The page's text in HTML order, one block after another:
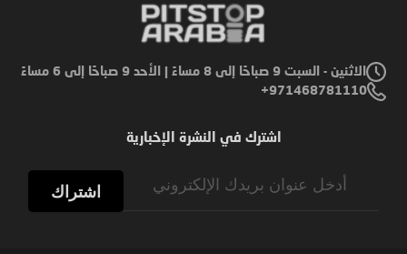
الاثنين - السبت 9 صباحًا إلى 8 مساءً | الأحد 9 صباحًا إلى 6 مساءً
971468781110+
اشترك في النشرة الإخبارية
اشتراك